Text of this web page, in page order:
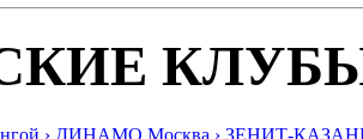
› ДИНАМО Москва › ЗЕНИТ-